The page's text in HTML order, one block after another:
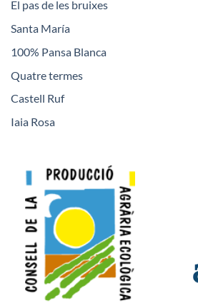
El pas de les bruixes
Santa María
100% Pansa Blanca
Quatre termes
Castell Ruf
Iaia Rosa